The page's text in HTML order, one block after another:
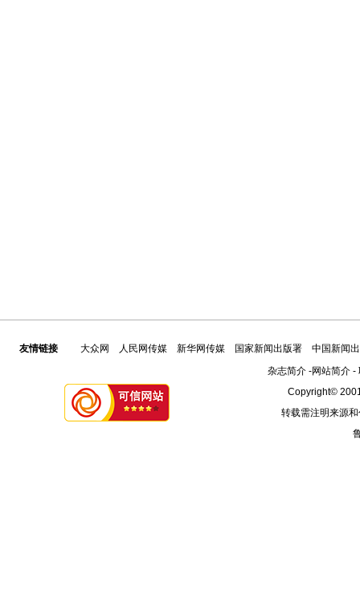
友情链接 大众网 人民网传媒 新华网传媒 国家新闻出版署
中国新闻
杂志简介-网站简介-
Copyright©
转载需注明来源